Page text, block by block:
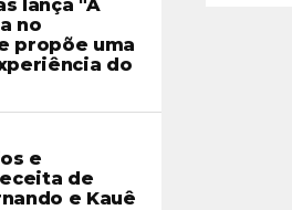
lança "A
no
propõe uma
do
e
de
e Kauê